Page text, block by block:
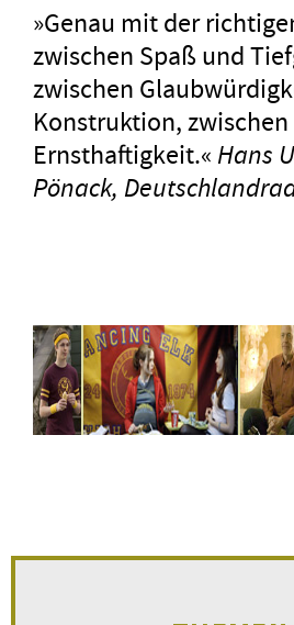
»Genau mit der
zwischen Spaß und
zwischen
Konstruktion,
Ernsthaftigkeit.« Hans
Pönack,